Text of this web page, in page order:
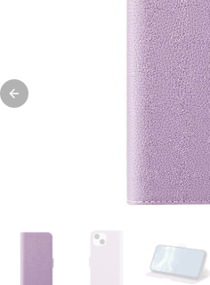
Previous slide